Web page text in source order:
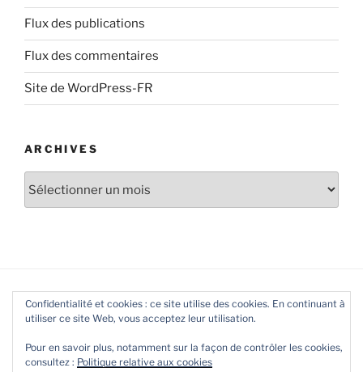
Flux des publications
Flux des commentaires
Site de WordPress-FR
ARCHIVES
Confidentialité et cookies : ce site utilise des cookies. En continuant à
utiliser ce site Web, vous acceptez leur utilisation.
Pour en savoir plus, notamment sur la façon de contrôler les cookies,
consultez : Politique relative aux cookies